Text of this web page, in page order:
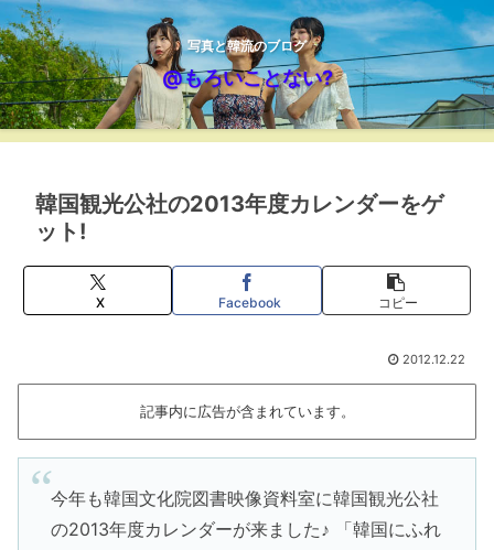
写真と韓流のブログ
@もろいことない?
韓国観光公社の2013年度カレンダーをゲ
ット!
X Facebook コピー
2012.12.22
記事内に広告が含まれています。
今年も韓国文化院図書映像資料室に韓国観光公社
の2013年度カレンダーが来ました♪ 「韓国にふれ